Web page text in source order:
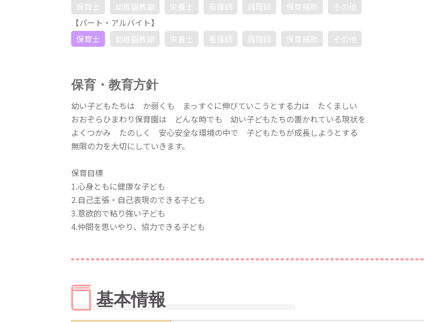
保育士
幼稚園教諭 栄養士 看護師 調理師 保育補助
その他
【パート・アルバイト】
保育士
幼稚園教諭 栄養士 看護師 調理師 保育補助 その他
保育・教育方針
幼い子どもたちは か弱くも まっすぐに伸びていこうとする力は たくましい
おおぞらひまわり保育園は どんな時でも 幼い子どもたちの置かれている現状を
よくつかみ たのしく 安心安全な環境の中で 子どもたちが成長しようとする
無限の力を大切にしていきます。
保育目標
1.心身ともに健康な子ども
2.自己主張・自己表現のできる子ども
3.意欲的で粘り強い子ども
4.仲間を思いやり、協力できる子ども
基本情報